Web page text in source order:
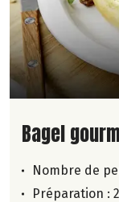
Lire la
Bagel
Nombre de
Préparation :